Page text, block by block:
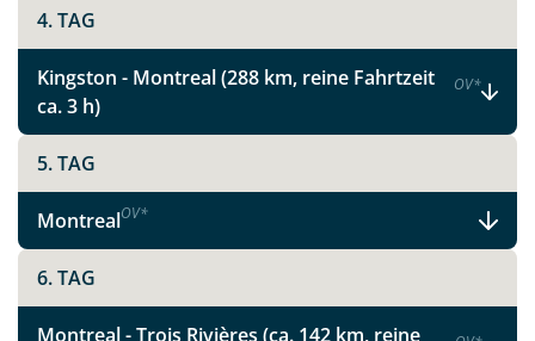
4. TAG
Kingston - Montreal (288 km, reine Fahrtzeit
ca. 3 h)
OV*
5. TAG
MontrealOV*
6. TAG
Montreal - Trois Rivières (ca. 142 km, reine